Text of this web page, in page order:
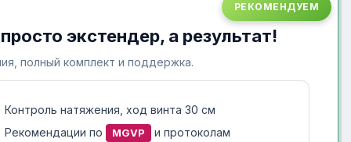
РЕКОМЕНДУЕМ
экстендер, а результат!
полный комплект и поддержка.
Контроль натяжения, ход винта 30 см
Рекомендации по
MGVP
и протоколам